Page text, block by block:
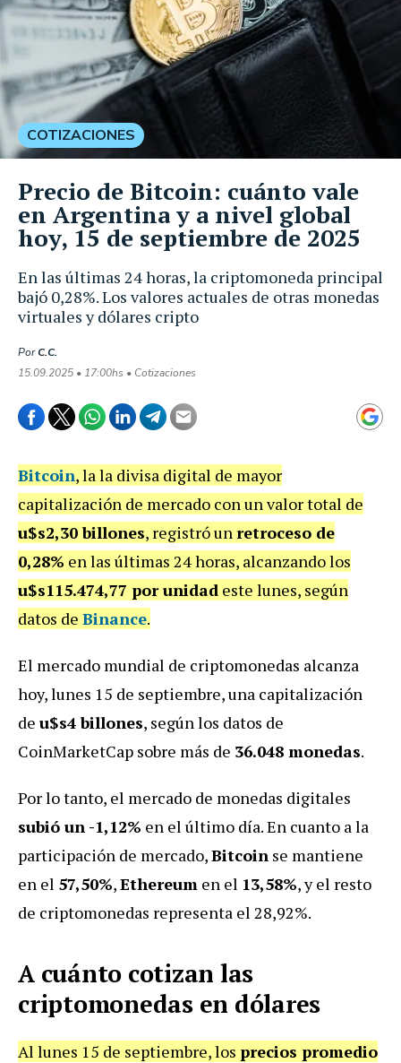
En las últimas 24 horas, la criptomoneda principal
bajó 0,28%. Los valores actuales de otras monedas
virtuales y dólares cripto
PorC.C.
15.09.2025 • 17:00hs • Cotizaciones
COTIZACIONES
Precio de Bitcoin: cuánto vale
en Argentina y a nivel global
hoy, 15 de septiembre de 2025
Bitcoin, la la divisa digital de mayor
capitalización de mercado con un valor total de
u$s2,30 billones, registró unretroceso de
0,28% en las últimas 24 horas, alcanzando los
u$s115.474,77 por unidad este lunes, según
datos de Binance.
El mercado mundial de criptomonedas alcanza
hoy, lunes 15 de septiembre, una capitalización
de u$s4 billones, según los datos de
CoinMarketCap sobre más de 36.048 monedas.
Por lo tanto, el mercado de monedas digitales
subió un -1,12% en el último día. En cuanto a la
participación de mercado,Bitcoin se mantiene
en el 57,50%,Ethereum en el 13,58%, y el resto
de criptomonedas representa el 28,92%.
A cuánto cotizan las
criptomonedas en dólares
Al lunes 15 de septiembre, los precios promedio